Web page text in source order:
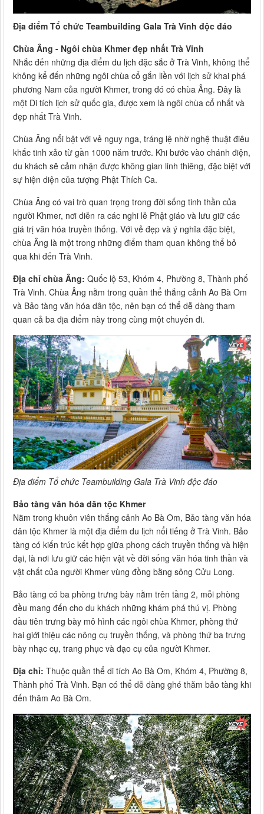
Địa điểm Tổ chức Teambuilding Gala Trà Vinh độc đáo
Chùa Âng - Ngôi chùa Khmer đẹp nhất Trà Vinh
Nhắc đến những địa điểm du lịch đặc sắc ở Trà Vinh, không thể
không kể đến những ngôi chùa cổ gắn liền với lịch sử khai phá
phương Nam của người Khmer, trong đó có chùa Âng. Đây là
một Di tích lịch sử quốc gia, được xem là ngôi chùa cổ nhất và
đẹp nhất Trà Vinh.
Chùa Âng nổi bật với vẻ nguy nga, tráng lệ nhờ nghệ thuật điêu
khắc tinh xảo từ gần 1000 năm trước. Khi bước vào chánh điện,
du khách sẽ cảm nhận được không gian linh thiêng, đặc biệt với
sự hiện diện của tượng Phật Thích Ca.
Chùa Âng có vai trò quan trọng trong đời sống tinh thần của
người Khmer, nơi diễn ra các nghi lễ Phật giáo và lưu giữ các
giá trị văn hóa truyền thống. Với vẻ đẹp và ý nghĩa đặc biệt,
chùa Âng là một trong những điểm tham quan không thể bỏ
qua khi đến Trà Vinh.
Địa chỉ chùa Âng: Quốc lộ 53, Khóm 4, Phường 8, Thành phố
Trà Vinh. Chùa Âng nằm trong quần thể thắng cảnh Ao Bà Om
và Bảo tàng văn hóa dân tộc, nên bạn có thể dễ dàng tham
quan cả ba địa điểm này trong cùng một chuyến đi.
Địa điểm Tổ chức Teambuilding Gala Trà Vinh độc đáo
Bảo tàng văn hóa dân tộc Khmer
Nằm trong khuôn viên thắng cảnh Ao Bà Om, Bảo tàng văn hóa
dân tộc Khmer là một địa điểm du lịch nổi tiếng ở Trà Vinh. Bảo
tàng có kiến trúc kết hợp giữa phong cách truyền thống và hiện
đại, là nơi lưu giữ các hiện vật về đời sống văn hóa tinh thần và
vật chất của người Khmer vùng đồng bằng sông Cửu Long.
Bảo tàng có ba phòng trưng bày nằm trên tầng 2, mỗi phòng
đều mang đến cho du khách những khám phá thú vị. Phòng
đầu tiên trưng bày mô hình các ngôi chùa Khmer, phòng thứ
hai giới thiệu các nông cụ truyền thống, và phòng thứ ba trưng
bày nhạc cụ, trang phục và đạo cụ của người Khmer.
Địa chỉ: Thuộc quần thể di tích Ao Bà Om, Khóm 4, Phường 8,
Thành phố Trà Vinh. Bạn có thể dễ dàng ghé thăm bảo tàng khi
đến thăm Ao Bà Om.